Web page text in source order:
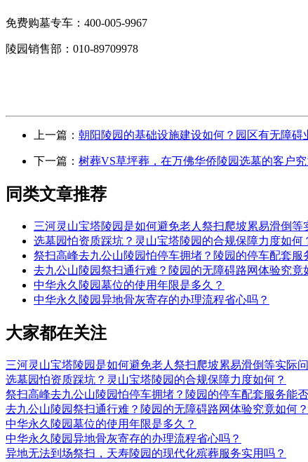
免费购墓专车：400-005-9967
陵园销售部：010-89709978
上一篇： 朝阳陵园的基础设施建设如何？园区有无障碍
下一篇： 树葬VS草坪葬，在万佛华侨陵园选墓的客户究
同类文章推荐
三河灵山宝塔陵园是如何避免老人祭扫爬坡累易滑倒
选墓园怕资质踩坑？灵山宝塔陵园的合规保障力度如何
祭扫高峰去九公山陵园怕停车拥堵？陵园的停车配套服
去九公山陵园祭扫通行难？陵园的无障碍路网体验究竟
中华永久陵园墓位的使用年限是多久？
中华永久陵园异地骨灰寄存的办理流程省心吗？
大家都在关注
三河灵山宝塔陵园是如何避免老人祭扫爬坡累易滑倒等实际
选墓园怕资质踩坑？灵山宝塔陵园的合规保障力度如何？
祭扫高峰去九公山陵园怕停车拥堵？陵园的停车配套服务能
去九公山陵园祭扫通行难？陵园的无障碍路网体验究竟如何？
中华永久陵园墓位的使用年限是多久？
中华永久陵园异地骨灰寄存的办理流程省心吗？
异地无法到场祭扫，天寿陵园的现代化殡葬服务实用吗？